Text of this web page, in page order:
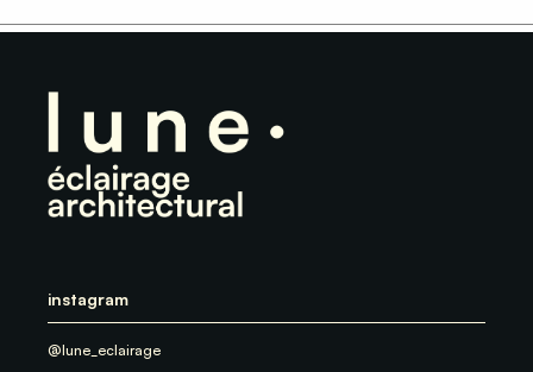
instagram
@lune_eclairage